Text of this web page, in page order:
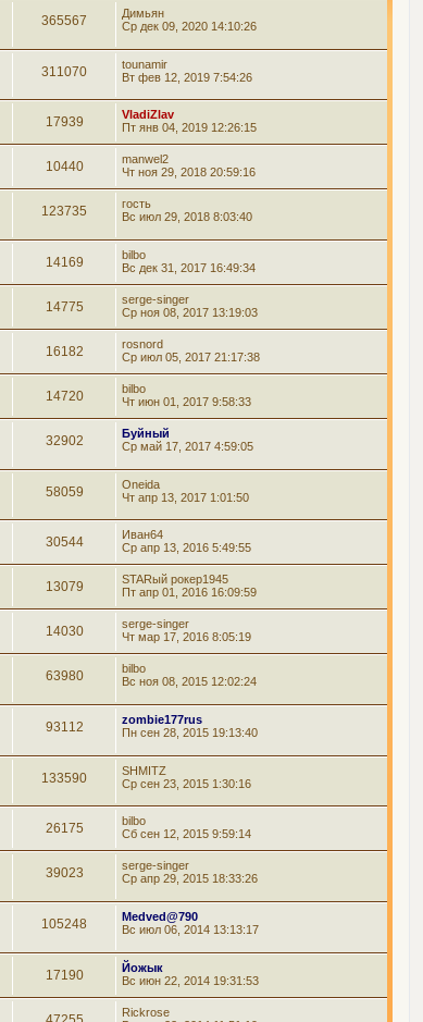
365567
Димьян
Ср дек 09, 2020 14:10:26
311070
tounamir
Вт фев 12, 2019 7:54:26
17939
VladiZlav
Пт янв 04, 2019 12:26:15
10440
manwel2
Чт ноя 29, 2018 20:59:16
123735
гость
Вс июл 29, 2018 8:03:40
14169
bilbo
Вс дек 31, 2017 16:49:34
14775
serge-singer
Ср ноя 08, 2017 13:19:03
16182
rosnord
Ср июл 05, 2017 21:17:38
14720
bilbo
Чт июн 01, 2017 9:58:33
32902
Буйный
Ср май 17, 2017 4:59:05
58059
Oneida
Чт апр 13, 2017 1:01:50
30544
Иван64
Ср апр 13, 2016 5:49:55
13079
STARый рокер1945
Пт апр 01, 2016 16:09:59
14030
serge-singer
Чт мар 17, 2016 8:05:19
63980
bilbo
Вс ноя 08, 2015 12:02:24
93112
zombie177rus
Пн сен 28, 2015 19:13:40
133590
SHMITZ
Ср сен 23, 2015 1:30:16
26175
bilbo
Сб сен 12, 2015 9:59:14
39023
serge-singer
Ср апр 29, 2015 18:33:26
105248
Medved@790
Вс июл 06, 2014 13:13:17
17190
Йожык
Вс июн 22, 2014 19:31:53
Rickrose